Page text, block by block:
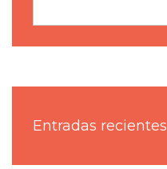
Entradas recientes